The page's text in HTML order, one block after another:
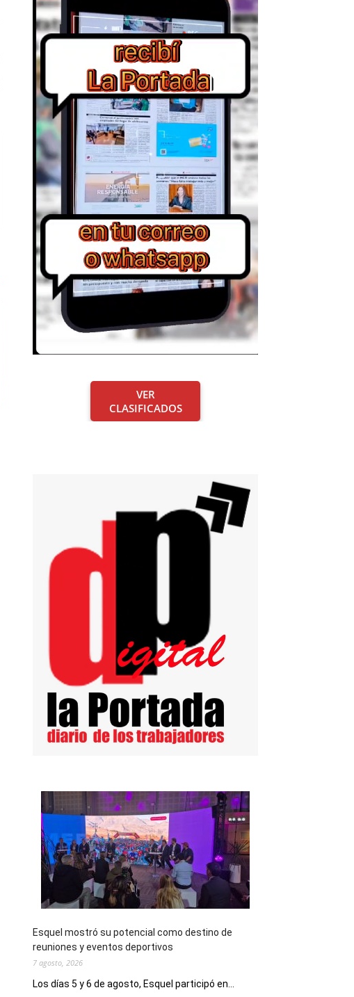
VER
CLASIFICADOS
Esquel mostró su potencial como destino de
reuniones y eventos deportivos
7 agosto, 2026
Los días 5 y 6 de agosto, Esquel participó en...